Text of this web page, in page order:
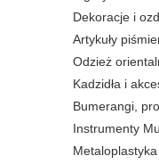
Dekoracje i
Artykuły
Odzież
Kadzidła i
Bumerangi,
Instrumenty
Metaloplastyka